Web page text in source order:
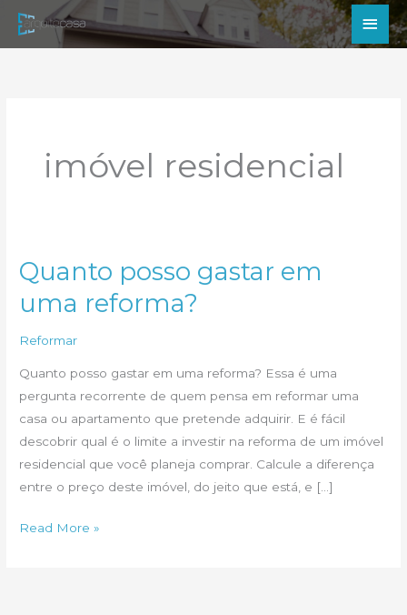
para
imóvel residencial
Quanto posso gastar em
uma reforma?
Reformar
Quanto posso gastar em uma reforma? Essa é uma
pergunta recorrente de quem pensa em reformar uma
casa ou apartamento que pretende adquirir. E é fácil
descobrir qual é o limite a investir na reforma de um imóvel
residencial que você planeja comprar. Calcule a diferença
entre o preço deste imóvel, do jeito que está, e […]
Quanto
Read More »